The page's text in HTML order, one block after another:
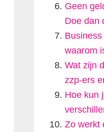
Geen
Doe dan
waarom
Wat zijn
zzp-ers
Hoe kun
Zo werkt